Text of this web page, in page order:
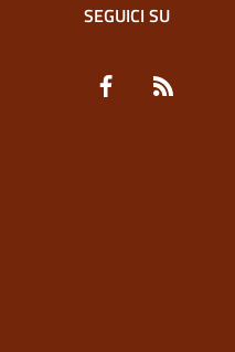
SEGUICI SU
Facebook